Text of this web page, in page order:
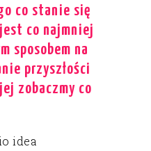
co stanie się
co najmniej
sposobem na
przyszłości
zobaczmy co
idea